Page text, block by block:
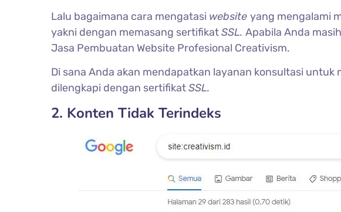
Lalu bagaimana cara mengatasi website yang mengalami
yakni dengan memasang sertifikatSSL. Apabila Anda
Jasa Pembuatan Website Profesional Creativism.
Di sana Anda akan mendapatkan layanan konsultasi untuk
dilengkapi dengan sertifikatSSL.
2. Konten Tidak Terindeks